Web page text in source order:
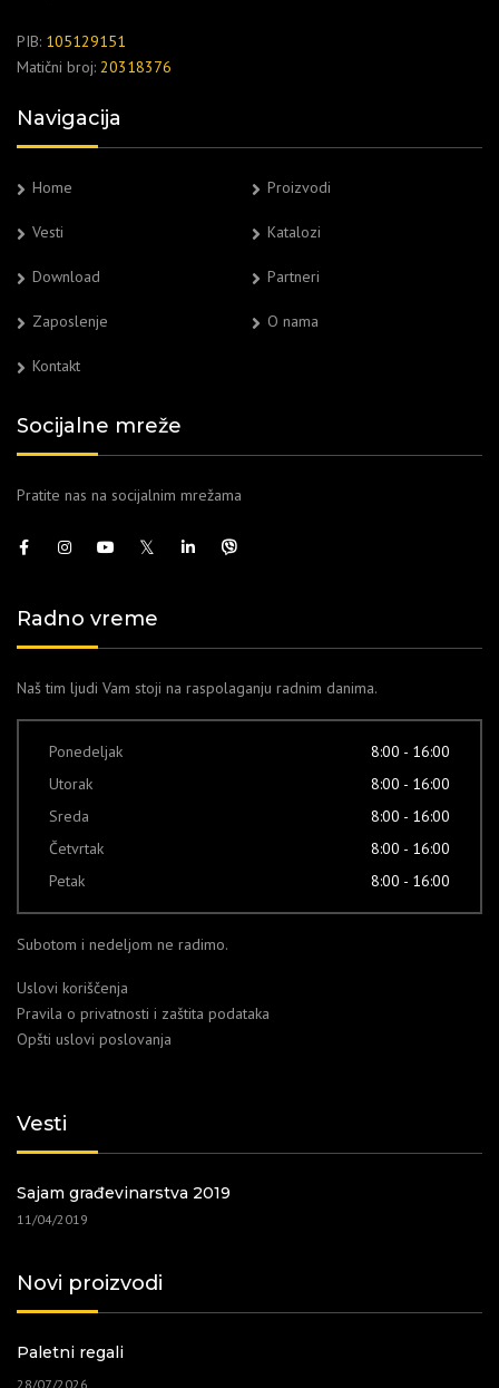
PIB: 105129151
Matični broj: 20318376
Navigacija
Home Proizvodi
Vesti Katalozi
Download Partneri
Zaposlenje O nama
Kontakt
Socijalne mreže
Pratite nas na socijalnim mrežama
Radno vreme
Naš tim ljudi Vam stoji na raspolaganju radnim danima.
Ponedeljak
8:00 - 16:00
Utorak
8:00 - 16:00
Sreda
8:00 - 16:00
Četvrtak
8:00 - 16:00
Petak
8:00 - 16:00
Subotom i nedeljom ne radimo.
Uslovi koriščenja
Pravila o privatnosti i zaštita podataka
Opšti uslovi poslovanja
Vesti
Sajam građevinarstva 2019
11/04/2019
Novi proizvodi
Paletni regali
28/07/2026